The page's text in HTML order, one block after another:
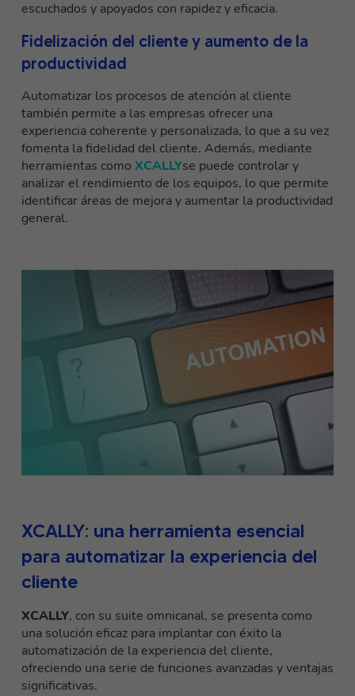
escuchados y apoyados con rapidez y eficacia.
Fidelización del cliente y aumento de la
productividad
Automatizar los procesos de atención al cliente
también permite a las empresas ofrecer una
experiencia coherente y personalizada, lo que a su vez
fomenta la fidelidad del cliente. Además, mediante
herramientas como XCALLYse puede controlar y
analizar el rendimiento de los equipos, lo que permite
identificar áreas de mejora y aumentar la productividad
general.
XCALLY: una herramienta esencial
para automatizar la experiencia del
cliente
XCALLY, con su suite omnicanal, se presenta como
una solución eficaz para implantar con éxito la
automatización de la experiencia del cliente,
ofreciendo una serie de funciones avanzadas y ventajas
significativas.